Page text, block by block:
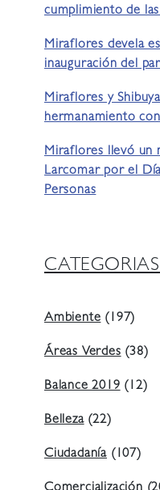
cumplimiento de
Miraflores devela
inauguración del
Miraflores y
hermanamiento
Miraflores llevó un
Larcomar por el
Personas
Ambiente (197)
Áreas Verdes (38)
Balance 2019 (12)
Belleza(22)
Ciudadanía (107)